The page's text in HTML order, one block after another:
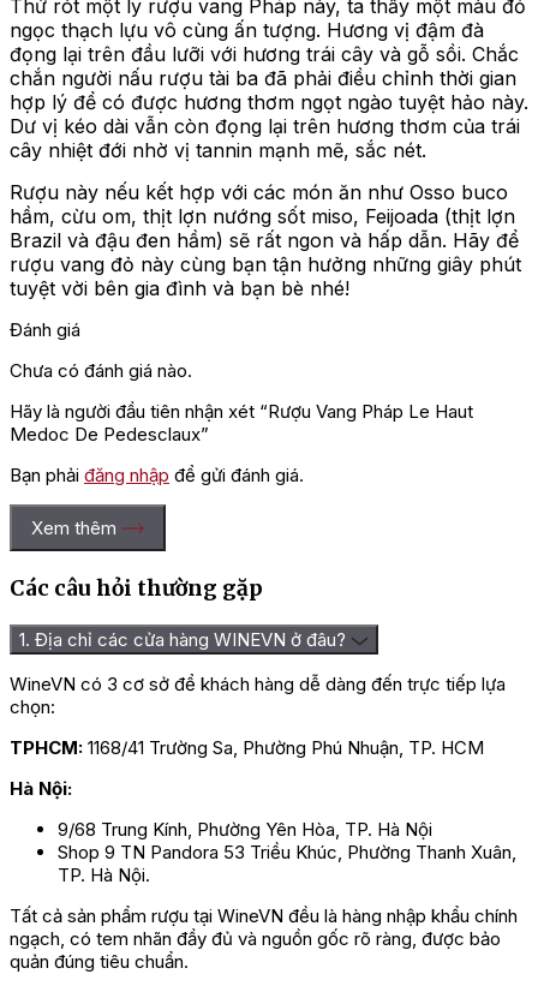
Thử rót một ly rượu vang Pháp này, ta thấy một màu đỏ
ngọc thạch lựu vô cùng ấn tượng. Hương vị đậm đà
đọng lại trên đầu lưỡi với hương trái cây và gỗ sồi. Chắc
chắn người nấu rượu tài ba đã phải điều chỉnh thời gian
hợp lý để có được hương thơm ngọt ngào tuyệt hảo này.
Dư vị kéo dài vẫn còn đọng lại trên hương thơm của trái
cây nhiệt đới nhờ vị tannin mạnh mẽ, sắc nét.
Rượu này nếu kết hợp với các món ăn như Osso buco
hầm, cừu om, thịt lợn nướng sốt miso, Feijoada (thịt lợn
Brazil và đậu đen hầm) sẽ rất ngon và hấp dẫn. Hãy để
rượu vang đỏ này cùng bạn tận hưởng những giây phút
tuyệt vời bên gia đình và bạn bè nhé!
Đánh giá
Chưa có đánh giá nào.
Hãy là người đầu tiên nhận xét “Rượu Vang Pháp Le Haut
Medoc De Pedesclaux”
Bạn phải đăng nhập để gửi đánh giá.
Xem thêm
Các câu hỏi thường gặp
1. Địa chỉ các cửa hàng WINEVN ở đâu?
WineVN có 3 cơ sở để khách hàng dễ dàng đến trực tiếp lựa
chọn:
TPHCM: 1168/41 Trường Sa, Phường Phú Nhuận, TP. HCM
Hà Nội:
9/68 Trung Kính, Phường Yên Hòa, TP. Hà Nội
Shop 9 TN Pandora 53 Triều Khúc, Phường Thanh Xuân,
TP. Hà Nội.
Tất cả sản phẩm rượu tại WineVN đều là hàng nhập khẩu chính
ngạch, có tem nhãn đầy đủ và nguồn gốc rõ ràng, được bảo
quản đúng tiêu chuẩn.